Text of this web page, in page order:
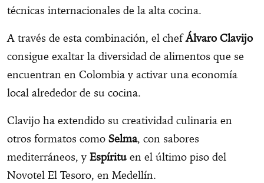
técnicas internacionales de la alta cocina.
A través de esta combinación, el chefÁlvaro Clavijo
consigue exaltar la diversidad de alimentos que se
encuentran en Colombia y activar una economía
local alrededor de su cocina.
Clavijo ha extendido su creatividad culinaria en
otros formatos como Selma, con sabores
mediterráneos, y Espíritu en el último piso del
Novotel El Tesoro, en Medellín.